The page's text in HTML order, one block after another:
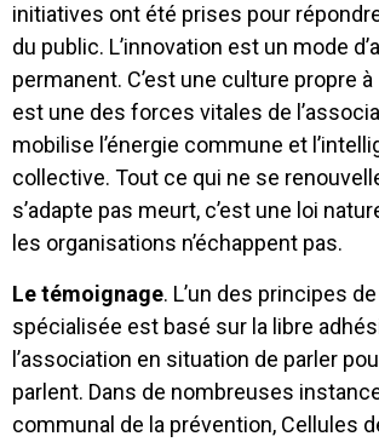
initiatives ont été prises pour
du public. L’innovation est un mode
permanent. C’est une culture propre
est une des forces vitales de
mobilise l’énergie commune et
collective. Tout ce qui ne se
s’adapte pas meurt, c’est une loi
les organisations n’échappent pas.
Le témoignage. L’un des principes
spécialisée est basé sur la libre
l’association en situation de parler
parlent. Dans de nombreuses
communal de la prévention, Cellules